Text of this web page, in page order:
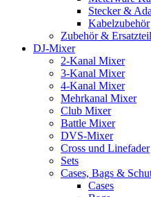
Stecker &
Kabelzubehör
Zubehör &
DJ-Mixer
2-Kanal Mixer
3-Kanal Mixer
4-Kanal Mixer
Mehrkanal Mixer
Club Mixer
Battle Mixer
DVS-Mixer
Cross und Linefader
Sets
Cases, Bags &
Cases